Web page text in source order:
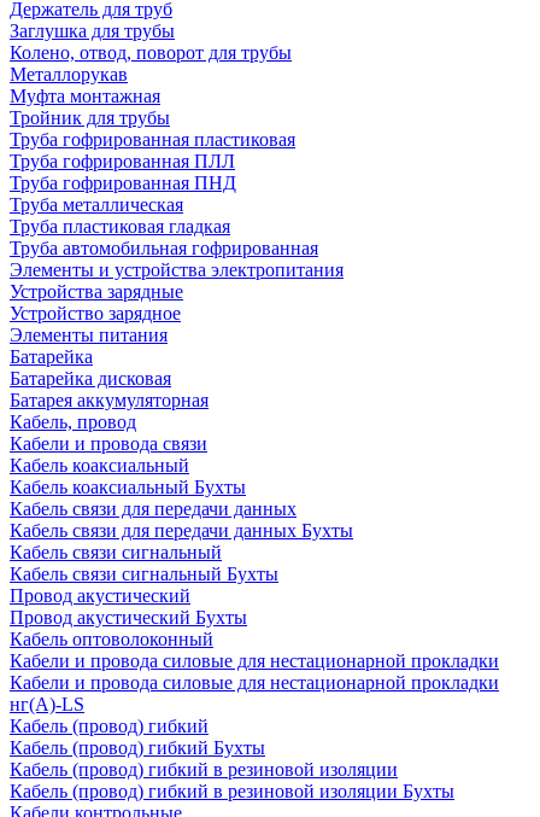
Держатель для труб
Заглушка для трубы
Колено, отвод, поворот для трубы
Металлорукав
Муфта монтажная
Тройник для трубы
Труба гофрированная пластиковая
Труба гофрированная ПЛЛ
Труба гофрированная ПНД
Труба металлическая
Труба пластиковая гладкая
Труба автомобильная гофрированная
Элементы и устройства электропитания
Устройства зарядные
Устройство зарядное
Элементы питания
Батарейка
Батарейка дисковая
Батарея аккумуляторная
Кабель, провод
Кабели и провода связи
Кабель коаксиальный
Кабель коаксиальный Бухты
Кабель связи для передачи данных
Кабель связи для передачи данных Бухты
Кабель связи сигнальный
Кабель связи сигнальный Бухты
Провод акустический
Провод акустический Бухты
Кабель оптоволоконный
Кабели и провода силовые для нестационарной прокладки
Кабели и провода силовые для нестационарной прокладки
нг(А)-LS
Кабель (провод) гибкий
Кабель (провод) гибкий Бухты
Кабель (провод) гибкий в резиновой изоляции
Кабель (провод) гибкий в резиновой изоляции Бухты
Кабели контрольные